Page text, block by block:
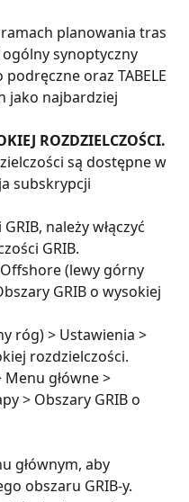
ramach planowania tras
synoptyczny
oraz TABELE
jako najbardziej
ROZDZIELCZOŚCI.
są dostępne w
subskrypcji
należy włączyć
GRIB.
(lewy górny
GRIB o wysokiej
róg) > Ustawienia >
rozdzielczości.
Menu główne >
> Obszary GRIB o
głównym, aby
obszaru GRIB-y.